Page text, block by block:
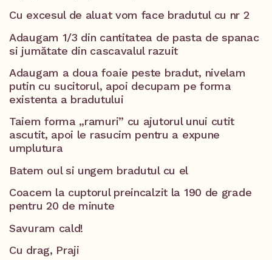
Cu excesul de aluat vom face bradutul cu nr 2
Adaugam 1/3 din cantitatea de pasta de spanac
si jumătate din cascavalul razuit
Adaugam a doua foaie peste bradut, nivelam
putin cu sucitorul, apoi decupam pe forma
existenta a bradutului
Taiem forma „ramuri” cu ajutorul unui cutit
ascutit, apoi le rasucim pentru a expune
umplutura
Batem oul si ungem bradutul cu el
Coacem la cuptorul preincalzit la 190 de grade
pentru 20 de minute
Savuram cald!
Cu drag, Praji